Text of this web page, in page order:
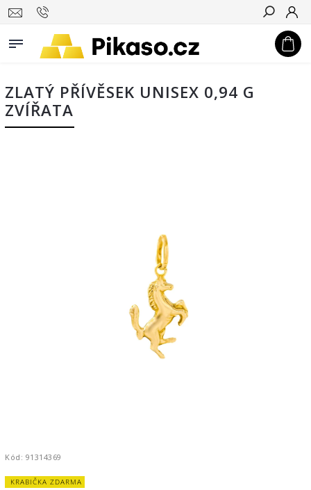
Hledat
ZLATÝ PŘÍVĚSEK UNISEX 0,94 G
ZVÍŘATA
Kód: 91314369
KRABIČKA ZDARMA